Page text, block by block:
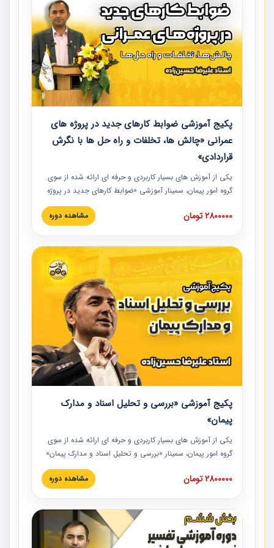
پکیج آموزشی ضوابط کارهای جدید در پروژه های
عمرانی «چالش ها، تخلفات و راه حل ها با نگرش
قراردادی»
یکی از آموزش‏‏‏‏‏‏ های بسیار کاربردی و حرفه‏ ای ارائه شده از سوی
گروه امور پیمان، سمینار آموزشی «ضوابط کارهای جدید در پروژه
های عمرانی» چالش ها، تخلفات و راه حل ها با نگرش قراردادی
است که در محل سندیکای شرکت های ساختمانی کشور ارائه شد.
مدارک پیمان به همراه تجربیات عملی ارائه شده است.
2800000 تومان مشاهده دوره
پکیج آموزشی «بررسی و تحلیل اسناد و مدارک
پیمان»
یکی از آموزش‏‏‏‏‏‏ های بسیار کاربردی و حرفه‏ ای ارائه شده از سوی
گروه امور پیمان، سمینار «بررسی و تحلیل اسناد و مدارک پیمان»
است که در دانشگاه صنعتی شریف ارائه شد. در این آموزش
نکات کلیدی مربوط به اسناد و مدارک پیمان، اولویت بندی اسناد
پیمان به همراه تجربیات عملی در این خصوص ارائه شده است.
2800000 تومان مشاهده دوره